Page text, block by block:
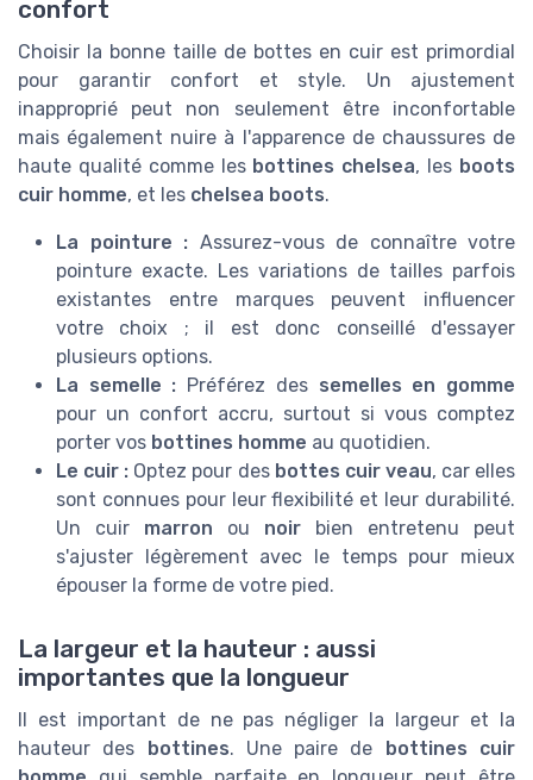
confort
Choisir la bonne taille de bottes en cuir est primordial
pour garantir confort et style. Un ajustement
inapproprié peut non seulement être inconfortable
mais également nuire à l'apparence de chaussures de
haute qualité comme les bottines chelsea, les boots
cuir homme, et les chelsea boots.
La pointure : Assurez-vous de connaître votre
pointure exacte. Les variations de tailles parfois
existantes entre marques peuvent influencer
votre choix ; il est donc conseillé d'essayer
plusieurs options.
La semelle : Préférez des semelles en gomme
pour un confort accru, surtout si vous comptez
porter vos bottines homme au quotidien.
Le cuir : Optez pour des bottes cuir veau, car elles
sont connues pour leur flexibilité et leur durabilité.
Un cuir marron ou noir bien entretenu peut
s'ajuster légèrement avec le temps pour mieux
épouser la forme de votre pied.
La largeur et la hauteur : aussi
importantes que la longueur
Il est important de ne pas négliger la largeur et la
hauteur des
bottines. Une paire de
bottines cuir